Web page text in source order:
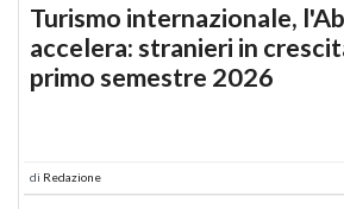
Turismo internazionale,
accelera: stranieri in
primo semestre 2026
di Redazione